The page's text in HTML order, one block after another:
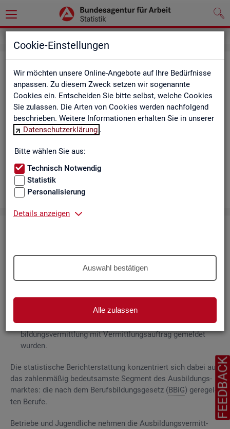
Cookie-Einstellungen
Wir möchten unsere Online-Angebote auf Ihre Bedürfnisse
anpassen. Zu diesem Zweck setzen wir sogenannte
Cookies ein. Entscheiden Sie bitte selbst, welche Cookies
Sie zulassen. Die Arten von Cookies werden nachfolgend
beschrieben. Weitere Informationen erhalten Sie in unserer
Datenschutzerklärung .
Bitte wählen Sie aus:
Technisch Notwendig
Statistik
Personalisierung
Details anzeigen
Auswahl bestätigen
Alle zulassen
Aus­bil­dungs­markt
Das Da­sh­board zeigt die wich­tigs­ten Daten zum Aus­bil­dungs­
markt in in­ter­ak­ti­ven Gra­fi­ken und Ta­bel­len. Für Deutsch­land,
Län­der, Krei­se, Agen­tur­be­zir­ke und Ar­beits­markt­re­gio­nen bil­
det es ge­mel­de­te Be­wer­be­rin­nen und Be­wer­ber sowie Be­rufs­
aus­bil­dungs­stel­len nach ge­frag­ten Merk­ma­len ab, bei­spiels­
wei­se Be­ru­fe. Neue Daten gibt es mo­nat­lich für März bis Sep­
DieAus­bil­dungs­markt­sta­tis­tik be­rich­tet über
Be­wer­be­rin­nen und Be­wer­ber für Be­rufs­aus­bil­
der Agen­tu­ren für Ar­beit undJob­cen­terzum Aus­bil­dungs­
markt in An­spruch neh­men, sowie
Be­rufs­aus­bil­dungs­stel­len, die beiAAundJCfür die Aus­
bil­dungs­ver­mitt­lung mit Ver­mitt­lungs­auf­trag ge­mel­det
wur­den.
Die sta­tis­ti­sche Be­richt­erstat­tung kon­zen­triert sich dabei auf
das zah­len­mä­ßig be­deut­sams­te Seg­ment des Aus­bil­dungs­
mark­tes: die nach dem Be­rufs­bil­dungs­ge­setz (BBiG) ge­re­gel­
ten Be­ru­fe.
Be­trie­be und Ju­gend­li­che neh­men die Aus­bil­dungs­ver­mitt­
FEEDBACK